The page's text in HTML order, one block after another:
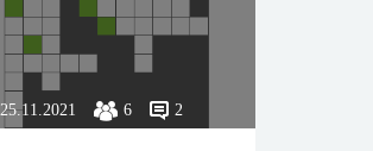
25.11.2021 6 2